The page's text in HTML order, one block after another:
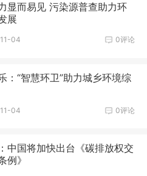
显而易见 污染源普查助力环
展
0评论
04
：“智慧环卫”助力城乡环境综
0评论
04
中国将加快出台《碳排放权交
例》